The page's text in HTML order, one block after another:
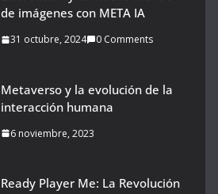
de imágenes con META IA
31 octubre, 2024 0 Comments
Metaverso y la evolución de la
interacción humana
6 noviembre, 2023
Ready Player Me: La Revolución